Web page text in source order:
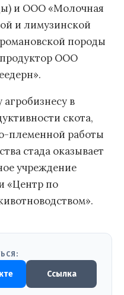
и ООО «Молочная
и лимузинской
породы
ООО
в
скота,
племенной работы
стада оказывает
учреждение
«Центр по
Ссылка